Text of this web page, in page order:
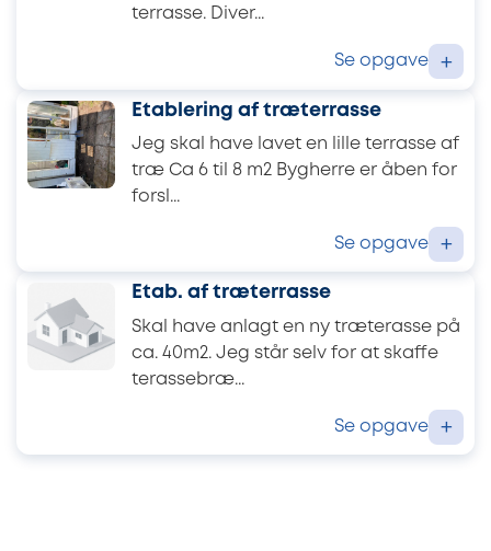
terrasse. Diver...
Se opgave +
Etablering af træterrasse
Jeg skal have lavet en lille terrasse af
træ Ca 6 til 8 m2 Bygherre er åben for
forsl...
Se opgave +
Etab. af træterrasse
Skal have anlagt en ny træterasse på
ca. 40m2. Jeg står selv for at skaffe
terassebræ...
Se opgave +